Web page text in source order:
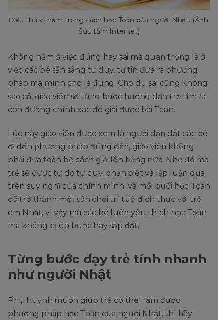
Điều thú vị nằm trong cách học Toán của người Nhật. (Ảnh:
Sưu tầm Internet)
Không nằm ở việc đúng hay sai mà quan trọng là ở
việc các bé sẵn sàng tư duy, tự tin đưa ra phương
pháp mà mình cho là đúng. Cho dù sai cũng không
sao cả, giáo viên sẽ từng bước hướng dẫn trẻ tìm ra
con đường chính xác để giải được bài Toán.
Lúc này giáo viên được xem là người dẫn dắt các bé
đi đến phương pháp đúng đắn, giáo viên không
phải đưa toàn bộ cách giải lên bảng nữa. Nhờ đó mà
trẻ sẽ được tự do tư duy, phản biệt và lập luận dựa
trên suy nghĩ của chính mình. Và mỗi buổi học Toán
đã trở thành một sân chơi trí tuệ đích thực với trẻ
em Nhật, vì vậy mà các bé luôn yêu thích học Toán
mà không bị ép buộc hay sắp đặt.
Từng bước dạy trẻ tính nhanh
như người Nhật
Phụ huynh muốn giúp trẻ có thể nắm được
phương pháp học Toán của người Nhật, thì hãy